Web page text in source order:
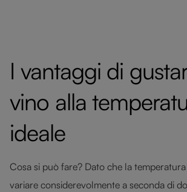
I vantaggi di
vino alla
ideale
Cosa si può fare? Dato che la
variare considerevolmente a seconda di